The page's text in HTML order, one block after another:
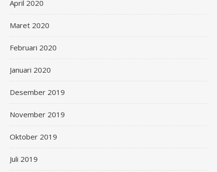
April 2020
Maret 2020
Februari 2020
Januari 2020
Desember 2019
November 2019
Oktober 2019
Juli 2019